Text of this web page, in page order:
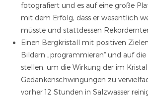
fotografiert und es auf eine große
mit dem Erfolg, dass er wesentlich
müsste und stattdessen
Einen Bergkristall mit positiven
Bildern „programmieren“ und auf
stellen, um die Wirkung der im
Gedankenschwingungen zu
vorher 12 Stunden in Salzwasser